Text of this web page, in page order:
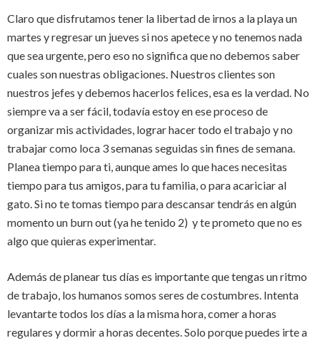
Claro que disfrutamos tener la libertad de irnos a la playa un
martes y regresar un jueves si nos apetece y no tenemos nada
que sea urgente, pero eso no significa que no debemos saber
cuales son nuestras obligaciones. Nuestros clientes son
nuestros jefes y debemos hacerlos felices, esa es la verdad. No
siempre va a ser fácil, todavía estoy en ese proceso de
organizar mis actividades, lograr hacer todo el trabajo y no
trabajar como loca 3 semanas seguidas sin fines de semana.
Planea tiempo para ti, aunque ames lo que haces necesitas
tiempo para tus amigos, para tu familia, o para acariciar al
gato. Si no te tomas tiempo para descansar tendrás en algún
momento un burn out (ya he tenido 2) y te prometo que no es
algo que quieras experimentar.
Además de planear tus días es importante que tengas un ritmo
de trabajo, los humanos somos seres de costumbres. Intenta
levantarte todos los días a la misma hora, comer a horas
regulares y dormir a horas decentes. Solo porque puedes irte a